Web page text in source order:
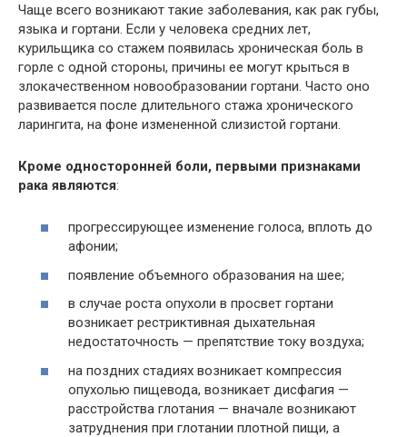
Чаще всего возникают такие заболевания, как рак губы,
языка и гортани. Если у человека средних лет,
курильщика со стажем появилась хроническая боль в
горле с одной стороны, причины ее могут крыться в
злокачественном новообразовании гортани. Часто оно
развивается после длительного стажа хронического
ларингита, на фоне измененной слизистой гортани.
Кроме односторонней боли, первыми признаками
рака являются:
прогрессирующее изменение голоса, вплоть до
афонии;
появление объемного образования на шее;
в случае роста опухоли в просвет гортани
возникает рестриктивная дыхательная
недостаточность — препятствие току воздуха;
на поздних стадиях возникает компрессия
опухолью пищевода, возникает дисфагия —
расстройства глотания — вначале возникают
затруднения при глотании плотной пищи, а